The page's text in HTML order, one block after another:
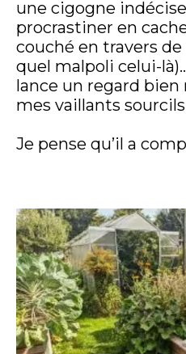
une cigogne
procrastiner en
couché en travers
quel malpoli celui-
lance un regard bien
mes vaillants
Je pense qu’il a